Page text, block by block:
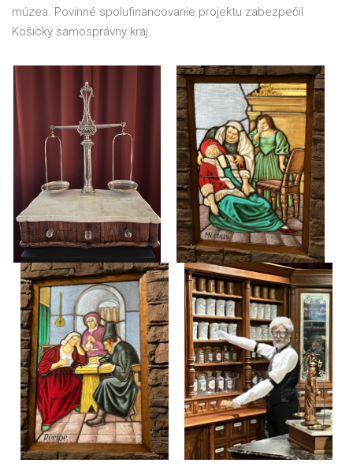
múzea. Povinné spolufinancovanie projektu zabezpečil
Košický samosprávny kraj.